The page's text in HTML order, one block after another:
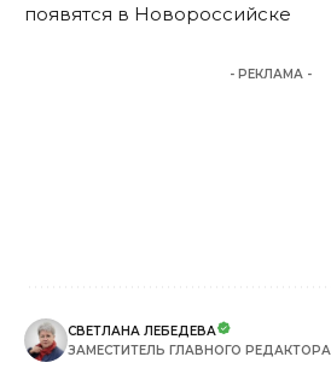
появятся в Новороссийске
- РЕКЛАМА -
СВЕТЛАНА ЛЕБЕДЕВА
ЗАМЕСТИТЕЛЬ ГЛАВНОГО РЕДАКТОРА